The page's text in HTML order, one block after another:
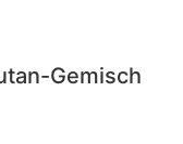
Gemisch